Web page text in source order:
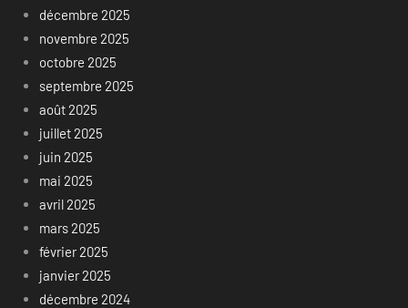
décembre 2025
novembre 2025
octobre 2025
septembre 2025
août 2025
juillet 2025
juin 2025
mai 2025
avril 2025
mars 2025
février 2025
janvier 2025
décembre 2024